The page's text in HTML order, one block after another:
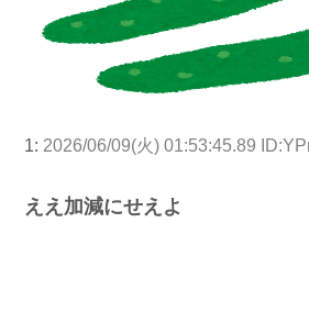
1: 2026/06/09(火) 01:53:45.89
ええ加減にせえよ